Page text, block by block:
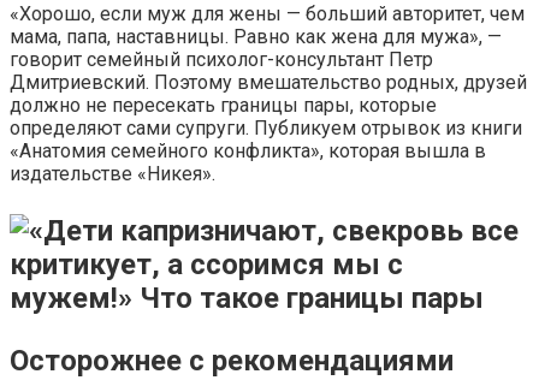
«Хорошо, если муж для жены — больший авторитет, чем
мама, папа, наставницы. Равно как жена для мужа», —
говорит семейный психолог-консультант Петр
Дмитриевский. Поэтому вмешательство родных, друзей
должно не пересекать границы пары, которые
определяют сами супруги. Публикуем отрывок из книги
«Анатомия семейного конфликта», которая вышла в
издательстве «Никея».
Осторожнее с рекомендациями